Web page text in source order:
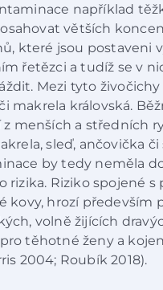
například
větších
které jsou postaveni
řetězci a tudíž se v
Mezi tyto živočichy
makrela královská.
z menších a středních
sleď, ančovička či
by tedy neměla
rizika. Riziko spojené s
kovy, hrozí především
volně žijících
těhotné ženy a
2004; Roubík 2018).